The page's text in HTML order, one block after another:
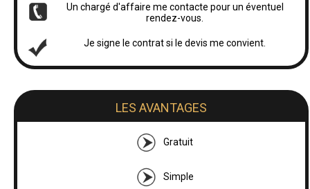
Un chargé d'affaire me contacte pour un éventuel
rendez-vous.
Je signe le contrat si le devis me convient.
LES AVANTAGES
Gratuit
Simple